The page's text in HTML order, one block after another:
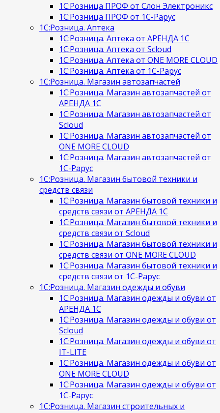
1С:Розница ПРОФ от Слон Электроникс
1С:Розница ПРОФ от 1С-Рарус
1С:Розница. Аптека
1С:Розница. Аптека от АРЕНДА 1С
1С:Розница. Аптека от Scloud
1С:Розница. Аптека от ONE MORE CLOUD
1С:Розница. Аптека от 1С-Рарус
1С:Розница. Магазин автозапчастей
1С:Розница. Магазин автозапчастей от
АРЕНДА 1С
1С:Розница. Магазин автозапчастей от
Scloud
1С:Розница. Магазин автозапчастей от
ONE MORE CLOUD
1С:Розница. Магазин автозапчастей от
1С-Рарус
1С:Розница. Магазин бытовой техники и
средств связи
1С:Розница. Магазин бытовой техники и
средств связи от АРЕНДА 1С
1С:Розница. Магазин бытовой техники и
средств связи от Scloud
1С:Розница. Магазин бытовой техники и
средств связи от ONE MORE CLOUD
1С:Розница. Магазин бытовой техники и
средств связи от 1С-Рарус
1С:Розница. Магазин одежды и обуви
1С:Розница. Магазин одежды и обуви от
АРЕНДА 1С
1С:Розница. Магазин одежды и обуви от
Scloud
1С:Розница. Магазин одежды и обуви от
IT-LITE
1С:Розница. Магазин одежды и обуви от
ONE MORE CLOUD
1С:Розница. Магазин одежды и обуви от
1С-Рарус
1С:Розница. Магазин строительных и